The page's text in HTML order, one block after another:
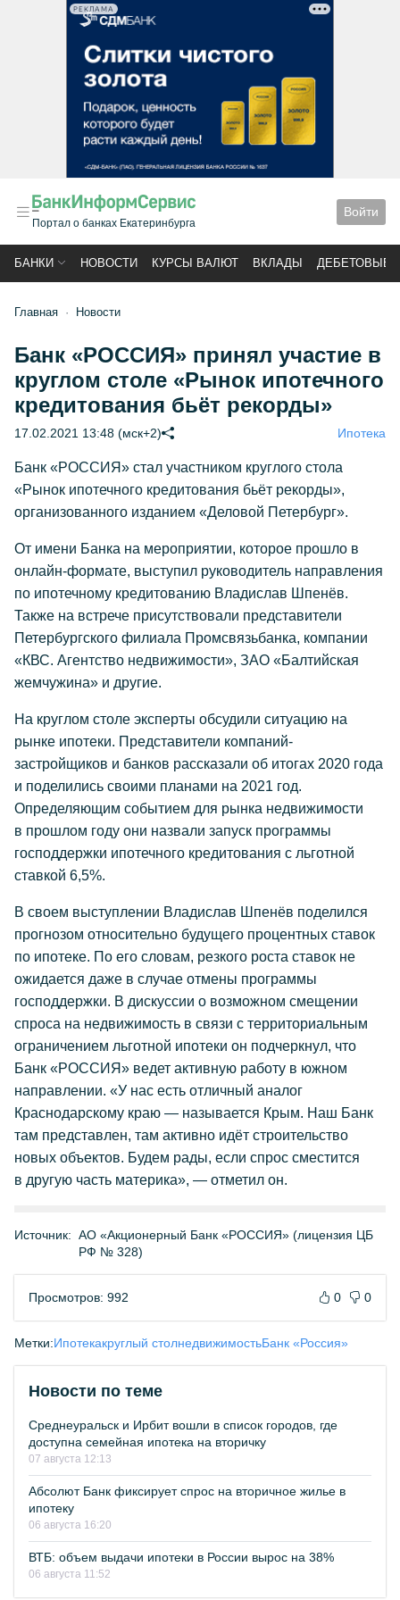
РЕКЛАМА
Портал о банках Екатеринбурга
Войти
БАНКИ НОВОСТИ КУРСЫ ВАЛЮТ ВКЛАДЫ ДЕБЕТОВЫЕ
Главная Новости
Банк «РОССИЯ» принял участие в
круглом столе «Рынок ипотечного
кредитования бьёт рекорды»
17.02.2021 13:48 (мск+2) Ипотека
Банк «РОССИЯ» стал участником круглого стола
«Рынок ипотечного кредитования бьёт рекорды»,
организованного изданием «Деловой Петербург».
От имени Банка на мероприятии, которое прошло в
онлайн-формате, выступил руководитель направления
по ипотечному кредитованию Владислав Шпенёв.
Также на встрече присутствовали представители
Петербургского филиала Промсвязьбанка, компании
«КВС. Агентство недвижимости», ЗАО «Балтийская
жемчужина» и другие.
На круглом столе эксперты обсудили ситуацию на
рынке ипотеки. Представители компаний-
застройщиков и банков рассказали об итогах 2020 года
и поделились своими планами на 2021 год.
Определяющим событием для рынка недвижимости
в прошлом году они назвали запуск программы
господдержки ипотечного кредитования с льготной
ставкой 6,5%.
В своем выступлении Владислав Шпенёв поделился
прогнозом относительно будущего процентных ставок
по ипотеке. По его словам, резкого роста ставок не
ожидается даже в случае отмены программы
господдержки. В дискуссии о возможном смещении
спроса на недвижимость в связи с территориальным
ограничением льготной ипотеки он подчеркнул, что
Банк «РОССИЯ» ведет активную работу в южном
направлении. «У нас есть отличный аналог
Краснодарскому краю — называется Крым. Наш Банк
там представлен, там активно идёт строительство
новых объектов. Будем рады, если спрос сместится
в другую часть материка», — отметил он.
Источник: АО «Акционерный Банк «РОССИЯ» (лицензия ЦБ
РФ № 328)
Просмотров: 992 0 0
Метки:Ипотекакруглый столнедвижимостьБанк «Россия»
Новости по теме
Среднеуральск и Ирбит вошли в список городов, где
доступна семейная ипотека на вторичку
07 августа 12:13
Абсолют Банк фиксирует спрос на вторичное жилье в
ипотеку
06 августа 16:20
ВТБ: объем выдачи ипотеки в России вырос на 38%
06 августа 11:52